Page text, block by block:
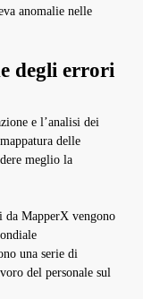
anomalie nelle
degli errori
e l’analisi dei
delle
meglio la
da MapperX vengono
una serie di
del personale sul